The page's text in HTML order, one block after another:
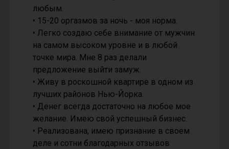
любым.
• 15-20 оргазмов за ночь - моя норма.
• Легко создаю себе внимание от мужчин
на самом высоком уровне и в любой
точке мира. Мне 8 раз делали
предложение выйти замуж.
• Живу в роскошной квартире в одном из
лучших районов Нью-Йорка.
• Денег всегда достаточно на любое мое
желание. Имею свой успешный бизнес.
• Реализована, имею признание в своем
деле и сотни благодарных отзывов